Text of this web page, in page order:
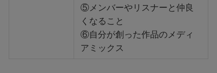
⑤メンバーやリスナーと仲良
くなること
⑥自分が創った作品のメディ
アミックス